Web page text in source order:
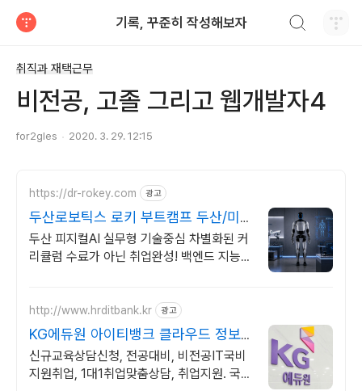
기록, 꾸준히 작성해보자
취직과 재택근무
비전공, 고졸 그리고 웹개발자4
for2gles 2020. 3. 29. 12:15
https://dr-rokey.com 광고
두산로보틱스 로키 부트캠프 두산/미
국 기업 인턴쉽
두산 피지컬AI 실무형 기술중심 차별화된 커
리큘럼 수료가 아닌 취업완성! 백엔드 지능형
http://www.hrditbank.kr 광고
KG에듀원 아이티뱅크 클라우드 정보
보안 취업반
신규교육상담신청, 전공대비, 비전공IT국비
지원취업, 1대1취업맞춤상담, 취업지원. 국비